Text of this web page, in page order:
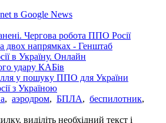
в Google News
Чергова робота ППО Росії
двох напрямках - Генштаб
в Україну. Онлайн
удару КАБів
у пошуку ППО для України
з Україною
, аэродром, БПЛА, беспилотник,
виділіть необхідний текст і